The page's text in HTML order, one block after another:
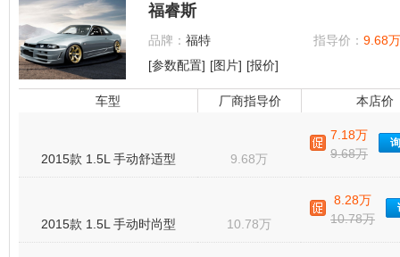
福睿斯
品牌： 福特 指导价： 9.68
[参数配置] [图片] [报价]
车型 厂商指导价 本店价
2015款 1.5L 手动舒适型 9.68万
7.18万
9.68万
2015款 1.5L 手动时尚型 10.78万
8.28万
10.78万